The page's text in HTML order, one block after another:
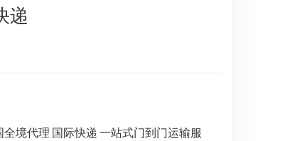
递
境代理 国际快递一站式门到门运输服